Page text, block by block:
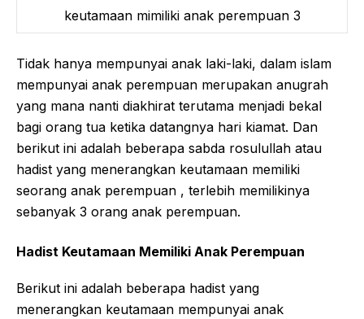
keutamaan mimiliki anak perempuan 3
Tidak hanya mempunyai anak laki-laki, dalam islam
mempunyai anak perempuan merupakan anugrah
yang mana nanti diakhirat terutama menjadi bekal
bagi orang tua ketika datangnya hari kiamat. Dan
berikut ini adalah beberapa sabda rosulullah atau
hadist yang menerangkan keutamaan memiliki
seorang anak perempuan , terlebih memilikinya
sebanyak 3 orang anak perempuan.
Hadist Keutamaan Memiliki Anak Perempuan
Berikut ini adalah beberapa hadist yang
menerangkan keutamaan mempunyai anak